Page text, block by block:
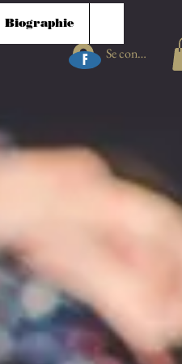
Se connecter
F
Biographie